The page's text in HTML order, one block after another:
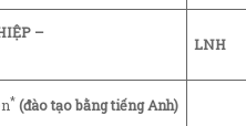
–
LNH
* (đào tạo bằng tiếng Anh)